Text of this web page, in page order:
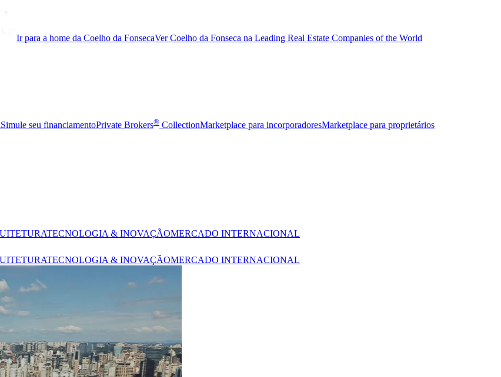
Ir para a home da Coelho da FonsecaVer Coelho da Fonseca na Leading Real Estate Companies of the World
Simule seu financiamentoPrivate Brokers® CollectionMarketplace para incorporadoresMarketplace para proprietários
TECNOLOGIA & INOVAÇÃOMERCADO INTERNACIONAL
TECNOLOGIA & INOVAÇÃOMERCADO INTERNACIONAL